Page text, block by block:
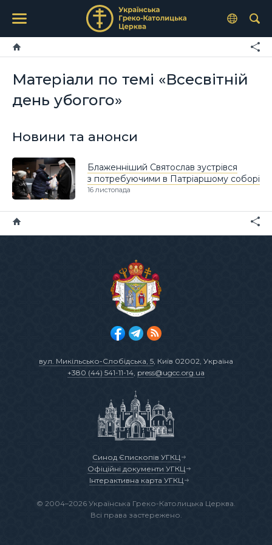
Матеріали по темі «Всесвітній
день убогого»
Новини та анонси
Блаженніший Святослав зустрівся
з потребуючими в Патріаршому соборі
16 листопада
вул. Микільсько-Слобідська, 5, Київ 02002, Україна
+380 (44) 541-11-14, press@ugcc.org.ua
Синод Єпископів УГКЦ
Офіційні документи УГКЦ
Інтерактивна карта УГКЦ
© 2004–2026 Українська Греко-Католицька Церква.
Всі права застережено.